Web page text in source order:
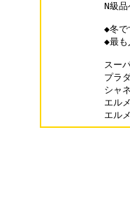
N級
◆冬で
◆最も
スー
プラ
シャ
エル
エル